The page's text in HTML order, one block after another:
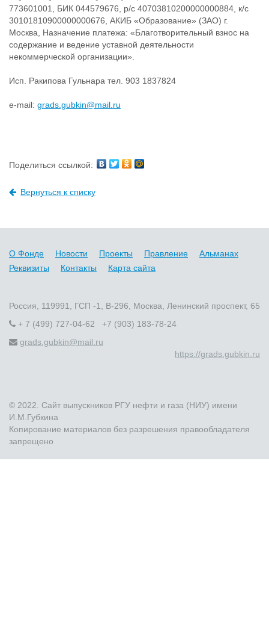
773601001, БИК 044579676, р/с 40703810200000000884, к/с
30101810900000000676, АКИБ «Образование» (ЗАО) г.
Москва, Назначение платежа: «Благотворительный взнос на
содержание и ведение уставной деятельности
некоммерческой организации».
Исп. Ракипова Гульнара тел. 903 1837824
e-mail: grads.gubkin@mail.ru
Поделиться ссылкой:
Вернуться к списку
О Фонде Новости Проекты Правление
Альманах
Реквизиты
Контакты Карта сайта
Россия, 119991, ГСП -1, В-296, Москва, Ленинский проспект, 65
+ 7 (499) 727-04-62 +7 (903) 183-78-24
grads.gubkin@mail.ru
https://grads.gubkin.ru
© 2022. Сайт выпускников РГУ нефти и газа (НИУ) имени
И.М.Губкина
Копирование материалов без разрешения правообладателя
запрещено